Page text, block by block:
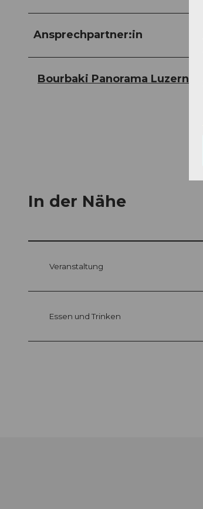
Ansprechpartner:in
Bourbaki Panorama Luzern
In der Nähe
Veranstaltung
Essen und Trinken